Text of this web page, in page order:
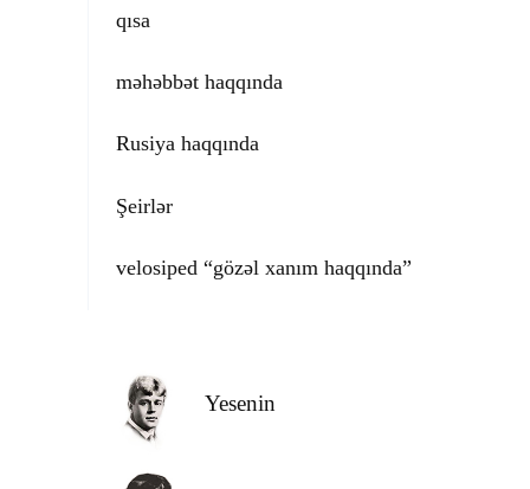
qısa
məhəbbət haqqında
Rusiya haqqında
Şeirlər
velosiped “gözəl xanım haqqında”
Yesenin